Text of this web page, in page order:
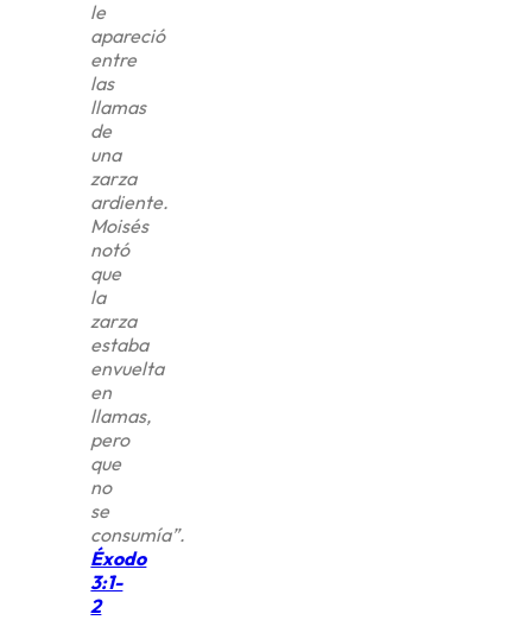
le
apareció
entre
las
llamas
de
una
zarza
ardiente.
Moisés
notó
que
la
zarza
estaba
envuelta
en
llamas,
pero
que
no
se
consumía”.
Éxodo
3:1-
2